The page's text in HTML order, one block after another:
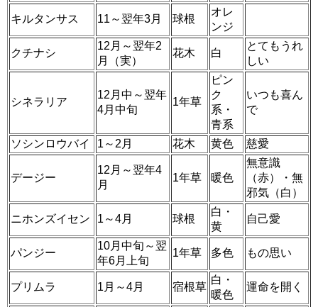
キルタンサス 11～翌年3月 球根
オレ
ンジ
クチナシ
12月～翌年2
月（実）
花木 白
とてもうれ
しい
シネラリア
12月中～翌年
4月中旬
1年草
ピン
ク
系・
青系
いつも喜ん
で
ソシンロウバイ 1～2月 花木 黄色 慈愛
デージー
12月～翌年4
月
1年草 暖色
無意識
（赤）・無
邪気（白）
ニホンズイセン 1～4月 球根
白・
黄
自己愛
パンジー
10月中旬～翌
年6月上旬
1年草 多色 もの思い
プリムラ 1月～4月 宿根草
白・
暖色
運命を開く